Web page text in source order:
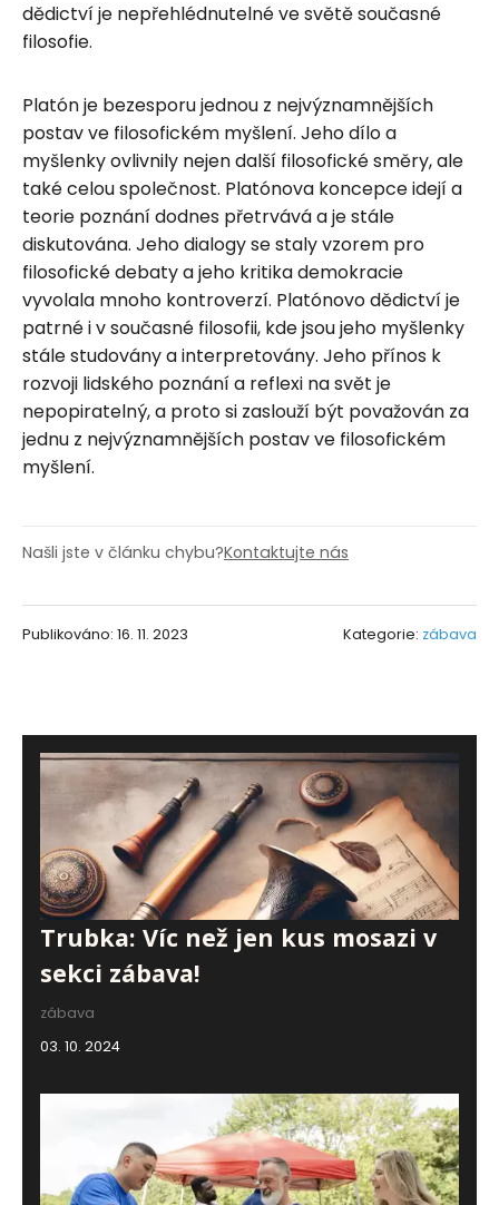
dědictví je nepřehlédnutelné ve světě současné
filosofie.
Platón je bezesporu jednou z nejvýznamnějších
postav ve filosofickém myšlení. Jeho dílo a
myšlenky ovlivnily nejen další filosofické směry, ale
také celou společnost. Platónova koncepce idejí a
teorie poznání dodnes přetrvává a je stále
diskutována. Jeho dialogy se staly vzorem pro
filosofické debaty a jeho kritika demokracie
vyvolala mnoho kontroverzí. Platónovo dědictví je
patrné i v současné filosofii, kde jsou jeho myšlenky
stále studovány a interpretovány. Jeho přínos k
rozvoji lidského poznání a reflexi na svět je
nepopiratelný, a proto si zaslouží být považován za
jednu z nejvýznamnějších postav ve filosofickém
myšlení.
Našli jste v článku chybu?Kontaktujte nás
Publikováno: 16. 11. 2023 Kategorie: zábava
Trubka: Víc než jen kus mosazi v
sekci zábava!
zábava
03. 10. 2024